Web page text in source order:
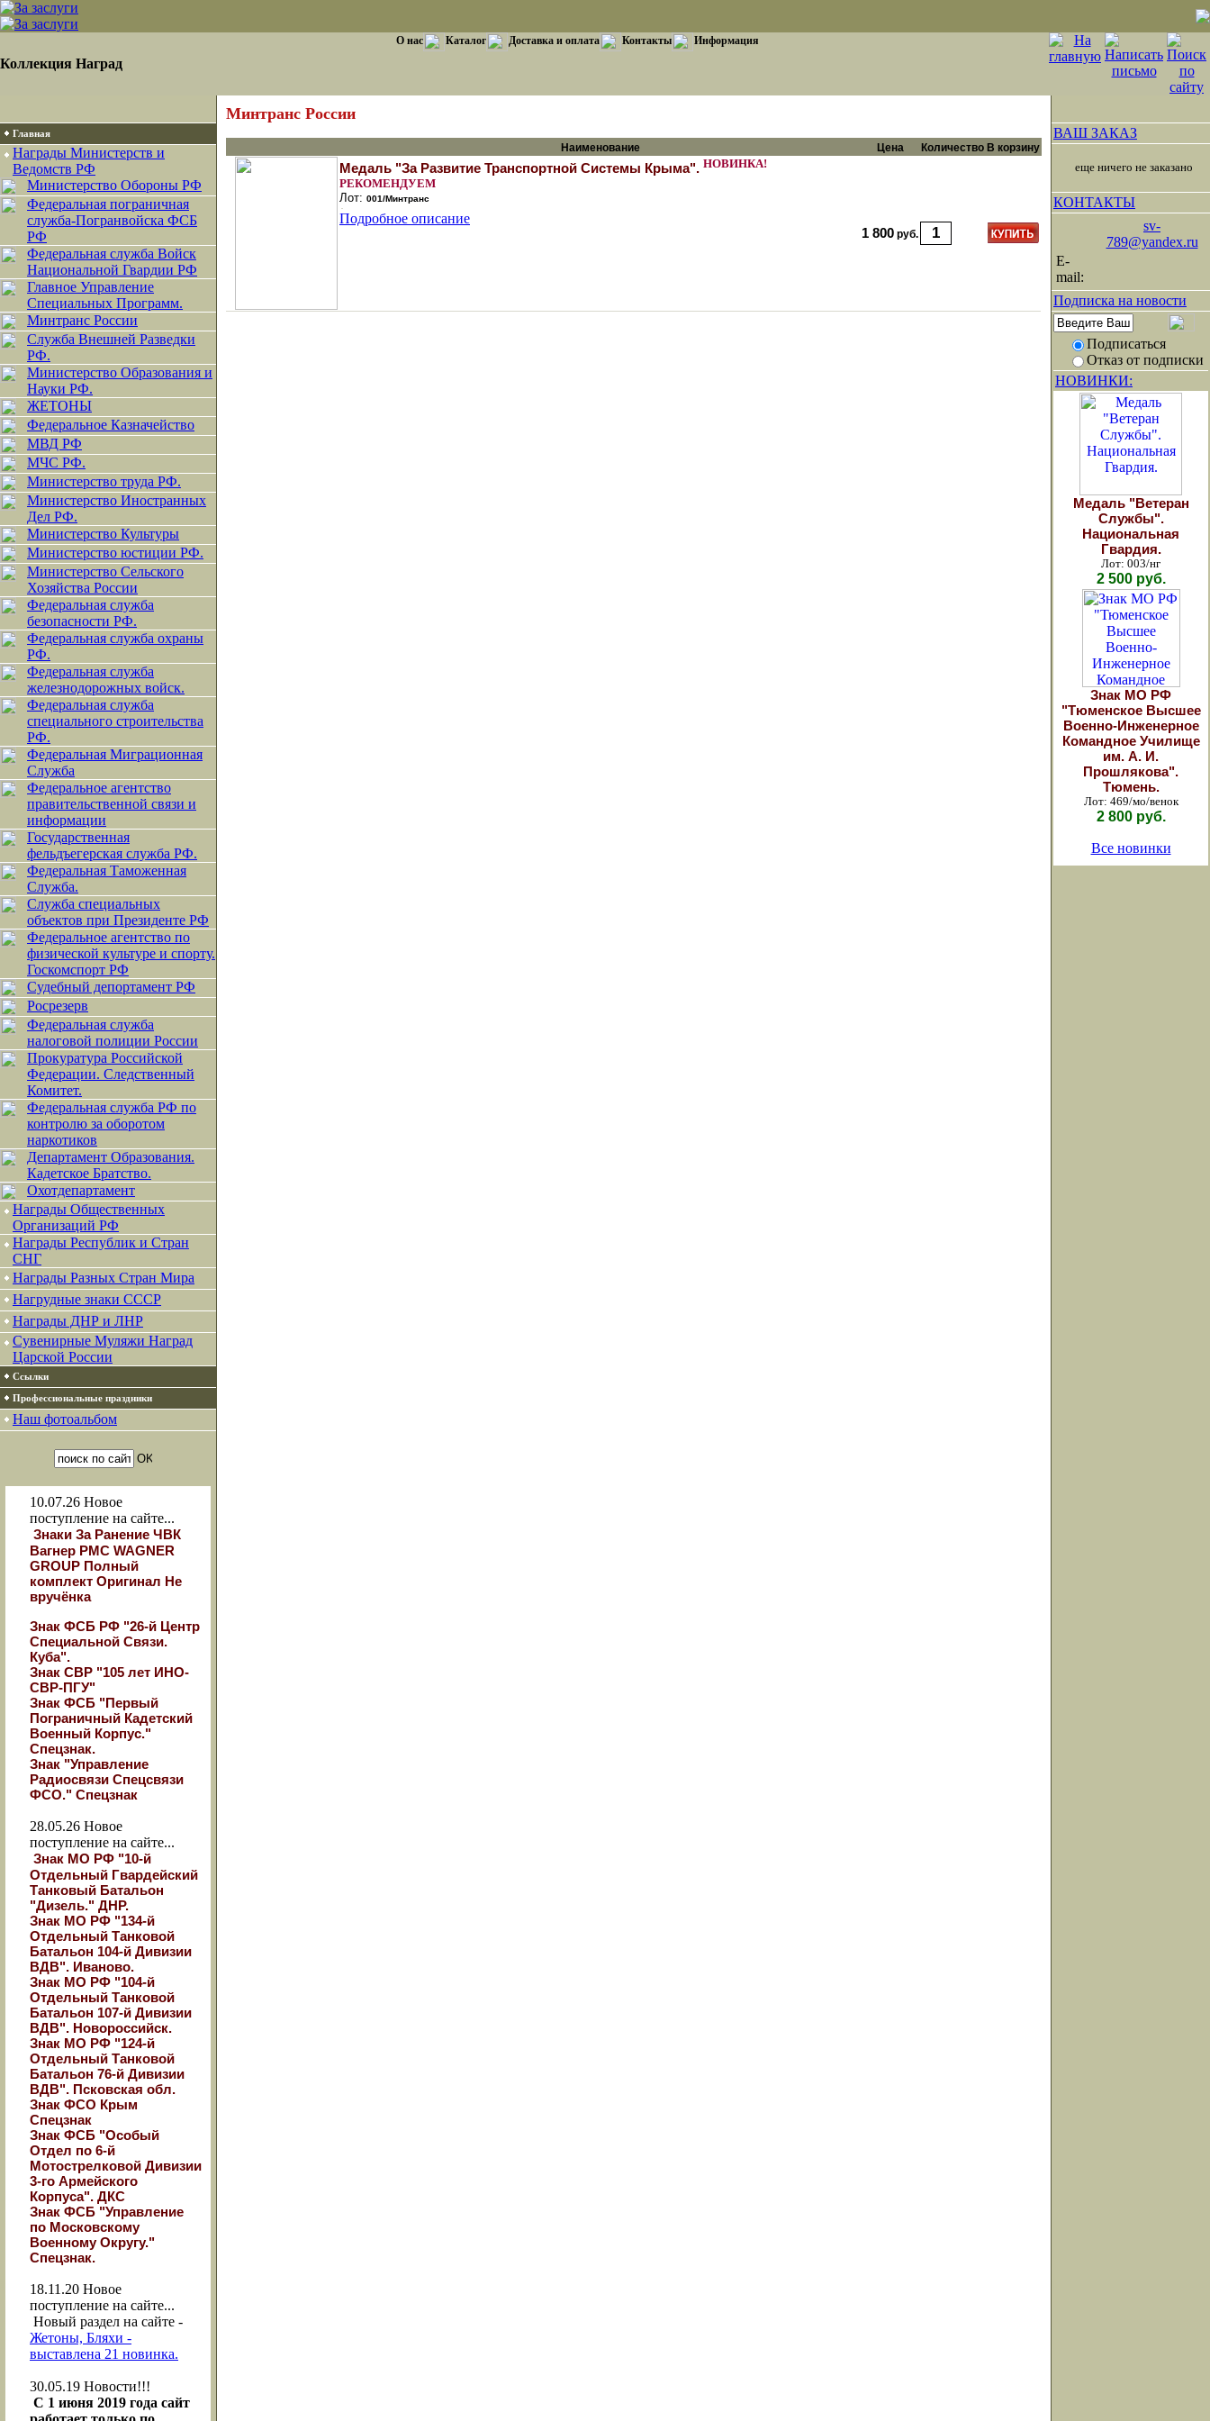
Коллекция Наград
О нас Каталог Доставка и оплата Контакты Информация
Главная
Награды Министерств и
Ведомств РФ
Министерство Обороны РФ
Федеральная пограничная
служба-Погранвойска ФСБ
РФ
Федеральная служба Войск
Национальной Гвардии РФ
Главное Управление
Специальных Программ.
Минтранс России
Служба Внешней Разведки
РФ.
Министерство Образования и
Науки РФ.
ЖЕТОНЫ
Федеральное Казначейство
МВД РФ
МЧС РФ.
Министерство труда РФ.
Министерство Иностранных
Дел РФ.
Министерство Культуры
Министерство юстиции РФ.
Министерство Сельского
Хозяйства России
Федеральная служба
безопасности РФ.
Федеральная служба охраны
РФ.
Федеральная служба
железнодорожных войск.
Федеральная служба
специального строительства
РФ.
Федеральная Миграционная
Служба
Федеральное агентство
правительственной связи и
информации
Государственная
фельдъегерская служба РФ.
Федеральная Таможенная
Служба.
Служба специальных
объектов при Президенте РФ
Федеральное агентство по
физической культуре и спорту.
Госкомспорт РФ
Судебный депортамент РФ
Росрезерв
Федеральная служба
налоговой полиции России
Прокуратура Российской
Федерации. Следственный
Комитет.
Федеральная служба РФ по
контролю за оборотом
наркотиков
Департамент Образования.
Кадетское Братство.
Охотдепартамент
Награды Общественных
Организаций РФ
Награды Республик и Стран
СНГ
Награды Разных Стран Мира
Нагрудные знаки СССР
Награды ДНР и ЛНР
Сувенирные Муляжи Наград
Царской России
Ссылки
Профессиональные праздники
Наш фотоальбом
10.07.26 Новое
поступление на сайте...
Знаки За Ранение ЧВК
Вагнер РМС WAGNER
GROUP Полный
комплект Оригинал Не
вручёнка
Знак ФСБ РФ "26-й Центр
Специальной Связи.
Куба".
Знак СВР "105 лет ИНО-
СВР-ПГУ"
Знак ФСБ "Первый
Пограничный Кадетский
Военный Корпус."
Спецзнак.
Знак "Управление
Радиосвязи Спецсвязи
ФСО." Спецзнак
28.05.26 Новое
поступление на сайте...
Знак МО РФ "10-й
Отдельный Гвардейский
Танковый Батальон
"Дизель." ДНР.
Знак МО РФ "134-й
Отдельный Танковой
Батальон 104-й Дивизии
ВДВ". Иваново.
Знак МО РФ "104-й
Отдельный Танковой
Батальон 107-й Дивизии
ВДВ". Новороссийск.
Знак МО РФ "124-й
Отдельный Танковой
Батальон 76-й Дивизии
ВДВ". Псковская обл.
Знак ФСО Крым
Спецзнак
Знак ФСБ "Особый
Отдел по 6-й
Мотострелковой Дивизии
3-го Армейского
Корпуса". ДКС
Знак ФСБ "Управление
по Московскому
Военному Округу."
Спецзнак.
18.11.20 Новое
поступление на сайте...
Новый раздел на сайте -
Жетоны, Бляхи -
выставлена 21 новинка.
30.05.19 Новости!!!
С 1 июня 2019 года сайт
Минтранс России
Наименование Цена Количество В корзину
Медаль "За Развитие Транспортной Системы Крыма". НОВИНКА!
РЕКОМЕНДУЕМ
Лот: 001/Минтранс
Подробное описание
1 800 руб.
ВАШ ЗАКАЗ
еще ничего не заказано
КОНТАКТЫ
sv-
789@yandex.ru
E-
mail:
Подписка на новости
Подписаться
Отказ от подписки
НОВИНКИ:
Медаль "Ветеран
Службы".
Национальная
Гвардия.
Лот: 003/нг
2 500 руб.
Знак МО РФ
"Тюменское Высшее
Военно-Инженерное
Командное Училище
им. А. И.
Прошлякова".
Тюмень.
Лот: 469/мо/венок
2 800 руб.
Все новинки